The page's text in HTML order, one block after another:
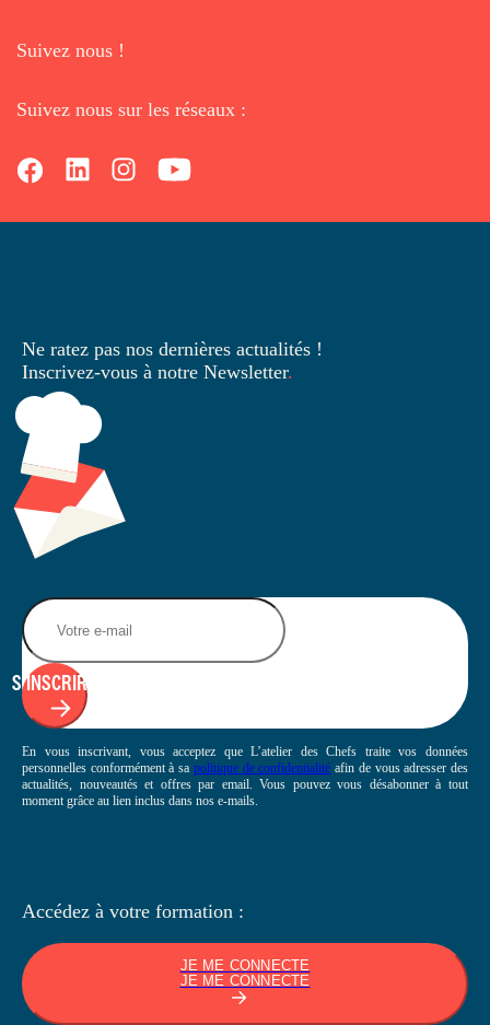
Suivez nous !
Suivez nous sur les réseaux :
Ne ratez pas nos dernières actualités !
Inscrivez-vous à notre Newsletter.
S'INSCRIRE
En vous inscrivant, vous acceptez que L’atelier des Chefs traite vos données
personnelles conformément à sa politique de confidentialité afin de vous adresser des
actualités, nouveautés et offres par email. Vous pouvez vous désabonner à tout
moment grâce au lien inclus dans nos e-mails.
Accédez à votre formation :
JE ME CONNECTE
JE ME CONNECTE